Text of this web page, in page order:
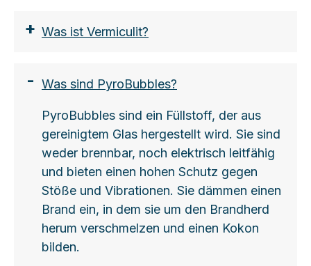
https://www.lion-
care.com/aktuelles/blog/lithium-ionen-
akkus-sicherer-umgang-und-richtige-
lagerung
https://www.lion-
care.com/aktuelles/blog/transportvorschri
ften-regeln-und-sicherheitsmassnahmen
https://www.lion-
+ Was ist Vermiculit?
- Was sind PyroBubbles?
PyroBubbles sind ein Füllstoff, der aus
gereinigtem Glas hergestellt wird. Sie sind
weder brennbar, noch elektrisch leitfähig
und bieten einen hohen Schutz gegen
Stöße und Vibrationen. Sie dämmen einen
Brand ein, in dem sie um den Brandherd
herum verschmelzen und einen Kokon
bilden.